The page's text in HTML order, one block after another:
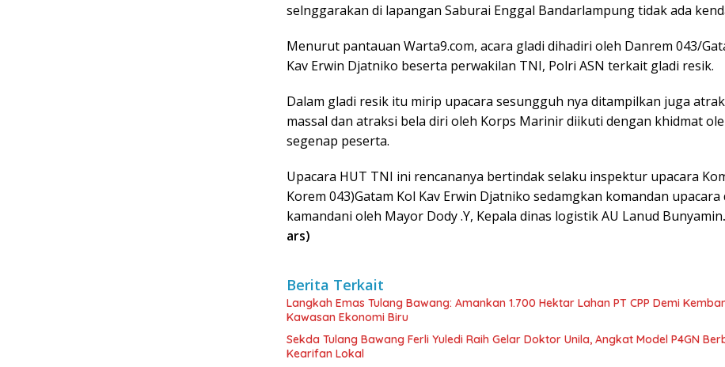
selnggarakan di lapangan Saburai Enggal Bandarlampung tidak ada
Menurut pantauan Warta9.com, acara gladi dihadiri oleh Danrem 043/
Kav Erwin Djatniko beserta perwakilan TNI, Polri ASN terkait gladi resik.
Dalam gladi resik itu mirip upacara sesungguh nya ditampilkan juga
massal dan atraksi bela diri oleh Korps Marinir diikuti dengan khidmat
segenap peserta.
Upacara HUT TNI ini rencananya bertindak selaku inspektur upacara
Korem 043)Gatam Kol Kav Erwin Djatniko sedamgkan komandan upacara
kamandani oleh Mayor Dody .Y, Kepala dinas logistik AU Lanud Bunyamin
ars)
Berita Terkait
Langkah Emas Tulang Bawang: Amankan 1.700 Hektar Lahan PT CPP Demi
Kawasan Ekonomi Biru
Sekda Tulang Bawang Ferli Yuledi Raih Gelar Doktor Unila, Angkat Model P4GN
Kearifan Lokal